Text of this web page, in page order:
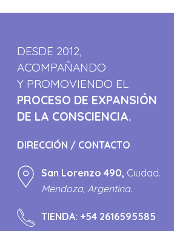
DESDE 2012,
ACOMPAÑANDO
Y PROMOVIENDO EL
PROCESO DE EXPANSIÓN
DE LA CONSCIENCIA.
DIRECCIÓN / CONTACTO
San Lorenzo 490, Ciudad.
Mendoza, Argentina.
TIENDA:+54 2616595585